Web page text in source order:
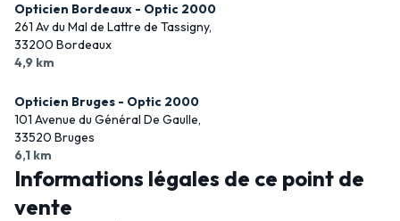
Opticien Bordeaux - Optic 2000
261 Av du Mal de Lattre de Tassigny,
33200 Bordeaux
4,9 km
Opticien Bruges - Optic 2000
101 Avenue du Général De Gaulle,
33520 Bruges
6,1 km
Informations légales de ce point de
vente